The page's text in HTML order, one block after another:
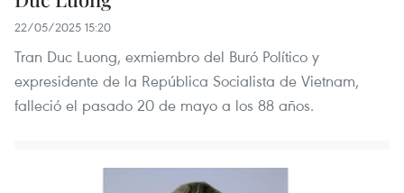
22/05/2025 15:20
Tran Duc Luong, exmiembro del Buró Político y
expresidente de la República Socialista de Vietnam,
falleció el pasado 20 de mayo a los 88 años.